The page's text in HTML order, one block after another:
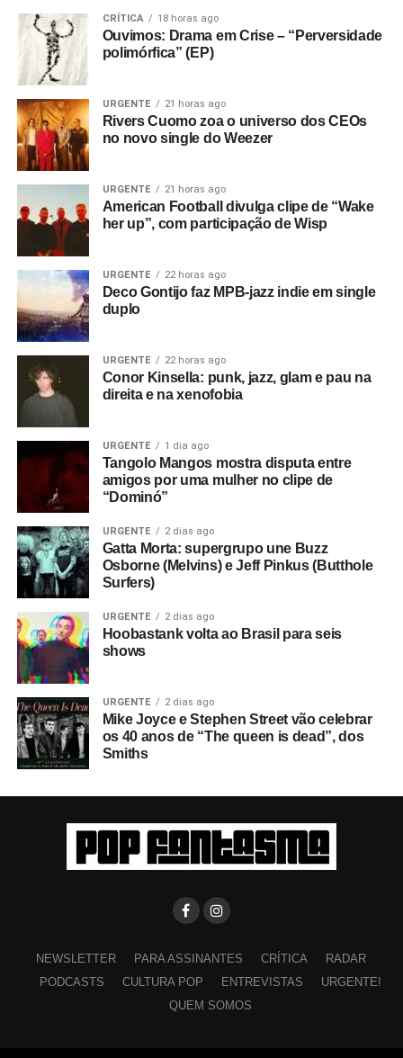
CRÍTICA 18 horas ago
Ouvimos: Drama em Crise – “Perversidade
polimórfica” (EP)
URGENTE 21 horas ago
Rivers Cuomo zoa o universo dos CEOs
no novo single do Weezer
URGENTE 21 horas ago
American Football divulga clipe de “Wake
her up”, com participação de Wisp
URGENTE 22 horas ago
Deco Gontijo faz MPB-jazz indie em single
duplo
URGENTE 22 horas ago
Conor Kinsella: punk, jazz, glam e pau na
direita e na xenofobia
URGENTE 1 dia ago
Tangolo Mangos mostra disputa entre
amigos por uma mulher no clipe de
“Dominó”
URGENTE 2 dias ago
Gatta Morta: supergrupo une Buzz
Osborne (Melvins) e Jeff Pinkus (Butthole
Surfers)
URGENTE 2 dias ago
Hoobastank volta ao Brasil para seis
shows
URGENTE 2 dias ago
Mike Joyce e Stephen Street vão celebrar
os 40 anos de “The queen is dead”, dos
Smiths
NEWSLETTER PARA ASSINANTES CRÍTICA
RADAR
PODCASTS
CULTURA POP ENTREVISTAS
URGENTE!
QUEM SOMOS